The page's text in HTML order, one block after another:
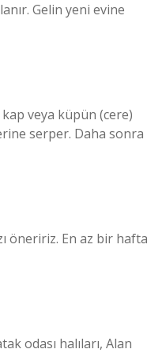
Gelin yeni evine
kap veya küpün (cere)
serper. Daha sonra
öneririz. En az bir hafta
odası halıları, Alan